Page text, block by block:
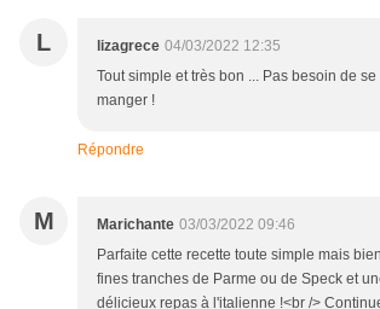
L lizagrece 04/03/2022 12:35
Tout simple et très bon ... Pas besoin de
manger !
Répondre
M Marichante 03/03/2022 09:46
Parfaite cette recette toute simple mais
fines tranches de Parme ou de Speck et
délicieux repas à l'italienne !<br />